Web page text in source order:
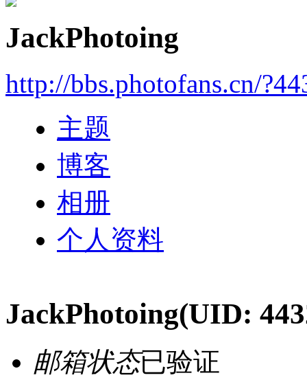
JackPhotoing
http://bbs.photofans.cn/
主题
博客
相册
个人资料
JackPhotoing(UID:
邮箱状态已验证